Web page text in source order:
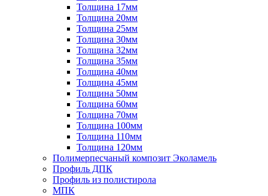
Толщина 17мм
Толщина 20мм
Толщина 25мм
Толщина 30мм
Толщина 32мм
Толщина 35мм
Толщина 40мм
Толщина 45мм
Толщина 50мм
Толщина 60мм
Толщина 70мм
Толщина 100мм
Толщина 110мм
Толщина 120мм
Полимерпесчаный композит Эколамель
Профиль ДПК
Профиль из полистирола
МПК